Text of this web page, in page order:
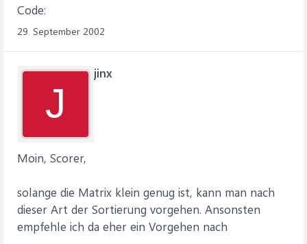
Code:
29. September 2002
J
jinx
Moin, Scorer,
solange die Matrix klein genug ist, kann man nach
dieser Art der Sortierung vorgehen. Ansonsten
empfehle ich da eher ein Vorgehen nach